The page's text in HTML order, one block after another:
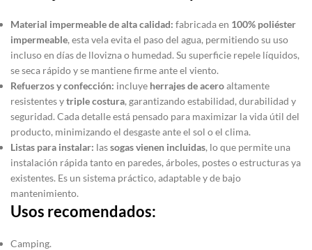
Material impermeable de alta calidad: fabricada en 100% poliéster
impermeable, esta vela evita el paso del agua, permitiendo su uso
incluso en días de llovizna o humedad. Su superficie repele líquidos,
se seca rápido y se mantiene firme ante el viento.
Refuerzos y confección: incluye herrajes de aceroaltamente
resistentes ytriple costura, garantizando estabilidad, durabilidad y
seguridad. Cada detalle está pensado para maximizar la vida útil del
producto, minimizando el desgaste ante el sol o el clima.
Listas para instalar: lassogas vienen incluidas, lo que permite una
instalación rápida tanto en paredes, árboles, postes o estructuras ya
existentes. Es un sistema práctico, adaptable y de bajo
mantenimiento.
Usos recomendados:
Camping.